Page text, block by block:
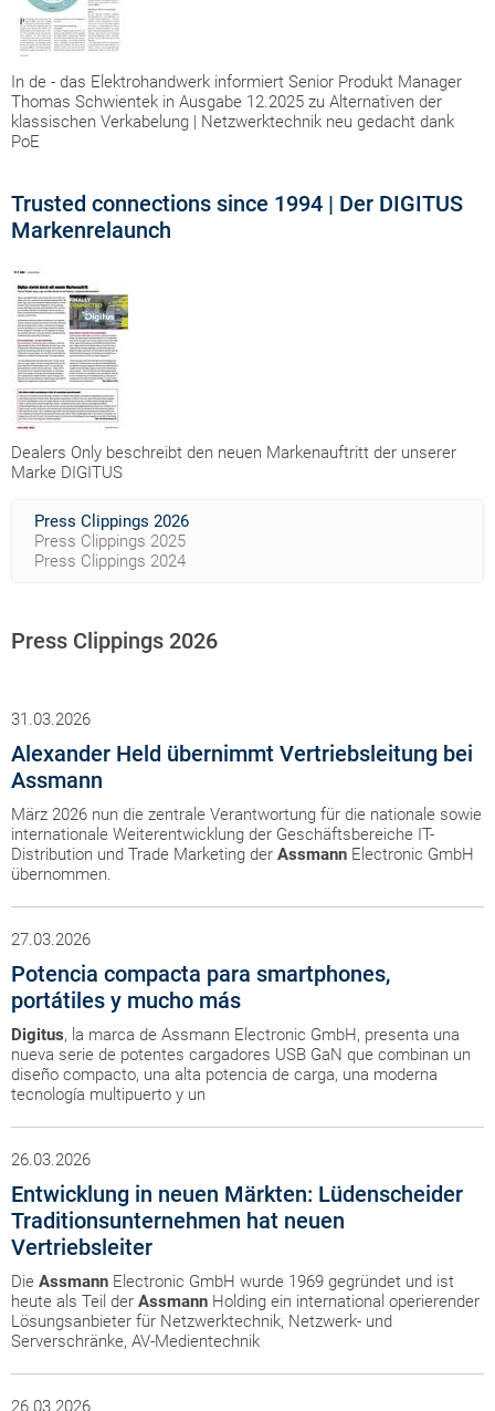
In de - das Elektrohandwerk informiert Senior Produkt Manager
Thomas Schwientek in Ausgabe 12.2025 zu Alternativen der
klassischen Verkabelung | Netzwerktechnik neu gedacht dank
PoE
Trusted connections since 1994 | Der DIGITUS
Markenrelaunch
Dealers Only beschreibt den neuen Markenauftritt der unserer
Marke DIGITUS
Press Clippings 2026
Press Clippings 2025
Press Clippings 2024
Press Clippings 2026
31.03.2026
Alexander Held übernimmt Vertriebsleitung bei
Assmann
März 2026 nun die zentrale Verantwortung für die nationale sowie
internationale Weiterentwicklung der Geschäftsbereiche IT-
Distribution und Trade Marketing der Assmann Electronic GmbH
übernommen.
27.03.2026
Potencia compacta para smartphones,
portátiles y mucho más
Digitus, la marca de Assmann Electronic GmbH, presenta una
nueva serie de potentes cargadores USB GaN que combinan un
diseño compacto, una alta potencia de carga, una moderna
tecnología multipuerto y un
26.03.2026
Entwicklung in neuen Märkten: Lüdenscheider
Traditionsunternehmen hat neuen
Vertriebsleiter
Die Assmann Electronic GmbH wurde 1969 gegründet und ist
heute als Teil der Assmann Holding ein international operierender
Lösungsanbieter für Netzwerktechnik, Netzwerk- und
Serverschränke, AV-Medientechnik
26.03.2026